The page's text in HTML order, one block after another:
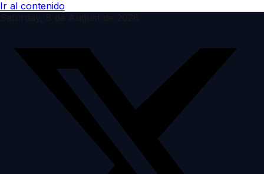
Ir al contenido